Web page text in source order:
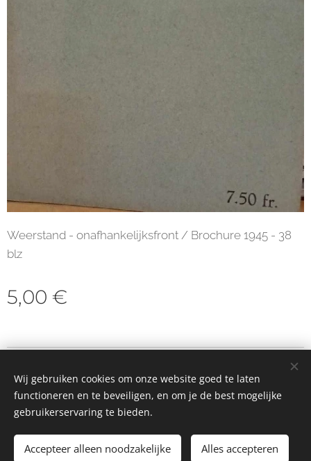
Weerstand - onafhankelijksfront / Brochure 1945 - 38
blz
5,00 €
Toevoegen aan de winkelwagen
Cookies
Wij gebruiken cookies om onze website goed te laten
functioneren en te beveiligen, en om je de best mogelijke
gebruikerservaring te bieden.
Accepteer alleen noodzakelijke Alles accepteren